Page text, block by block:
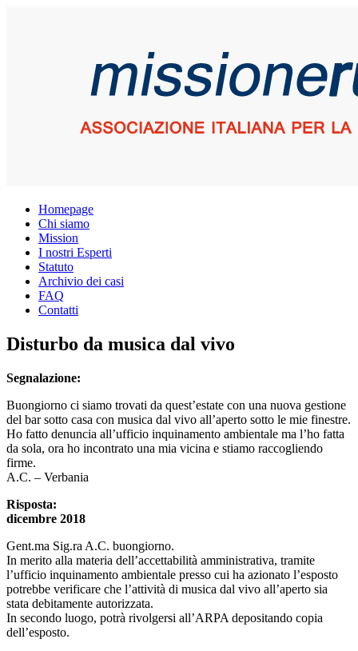
Homepage
Chi siamo
Mission
I nostri Esperti
Statuto
Archivio dei casi
FAQ
Contatti
Disturbo da musica dal vivo
Segnalazione:
Buongiorno ci siamo trovati da quest’estate con una nuova gestione
del bar sotto casa con musica dal vivo all’aperto sotto le mie finestre.
Ho fatto denuncia all’ufficio inquinamento ambientale ma l’ho fatta
da sola, ora ho incontrato una mia vicina e stiamo raccogliendo
firme.
A.C. – Verbania
Risposta:
dicembre 2018
Gent.ma Sig.ra A.C. buongiorno.
In merito alla materia dell’accettabilità amministrativa, tramite
l’ufficio inquinamento ambientale presso cui ha azionato l’esposto
potrebbe verificare che l’attività di musica dal vivo all’aperto sia
stata debitamente autorizzata.
In secondo luogo, potrà rivolgersi all’ARPA depositando copia
dell’esposto.